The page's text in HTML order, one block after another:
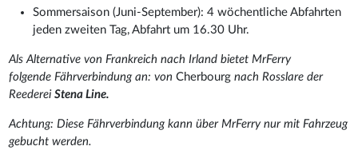
Sommersaison (Juni-September): 4 wöchentliche Abfahrten
jeden zweiten Tag, Abfahrt um 16.30 Uhr.
Als Alternative von Frankreich nach Irland bietet MrFerry
folgende Fährverbindung an: vonCherbourgnach Rosslare der
ReedereiStena Line.
Achtung: Diese Fährverbindung kann über MrFerry nur mit Fahrzeug
gebucht werden.